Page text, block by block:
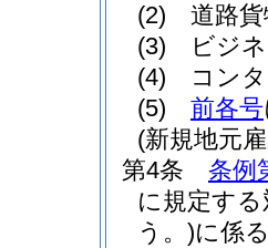
(2)
道路
(3)
ビジ
(4)
コン
(5)
前各号
(新規地元
第4条
条例
に規定す
う。)に係